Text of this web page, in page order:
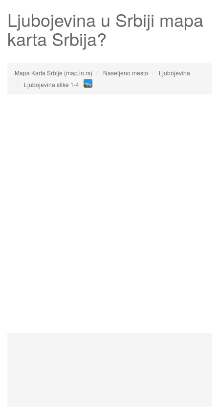
Ljubojevina u Srbiji mapa
karta Srbija?
Mapa Karta Srbije (map.in.rs) Naseljeno mesto
Ljubojevina
Ljubojevina slike 1-4